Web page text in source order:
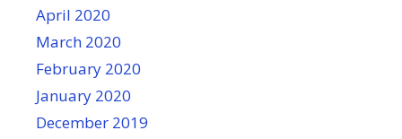
April 2020
March 2020
February 2020
January 2020
December 2019